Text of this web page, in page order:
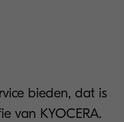
bieden, dat is
van KYOCERA.